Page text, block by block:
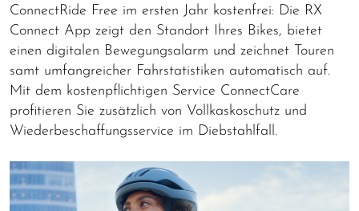
ConnectRide Free im ersten Jahr kostenfrei: Die RX
Connect App zeigt den Standort Ihres Bikes, bietet
einen digitalen Bewegungsalarm und zeichnet Touren
samt umfangreicher Fahrstatistiken automatisch auf.
Mit dem kostenpflichtigen Service ConnectCare
profitieren Sie zusätzlich von Vollkaskoschutz und
Wiederbeschaffungsservice im Diebstahlfall.